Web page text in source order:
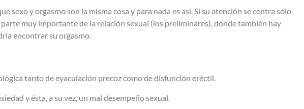
sexo y orgasmo son la misma cosa y para nada es así. Si su atención se centra sólo
muy importante de la relación sexual (los preliminares), donde también hay
encontrar su orgasmo.
tanto de eyaculación precoz como de disfunción eréctil.
y ésta, a su vez, un mal desempeño sexual.